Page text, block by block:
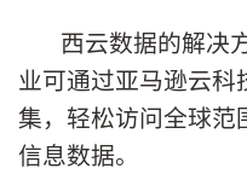
西云数据的解决
业可通过亚马逊云
集，轻松访问全球
信息数据。